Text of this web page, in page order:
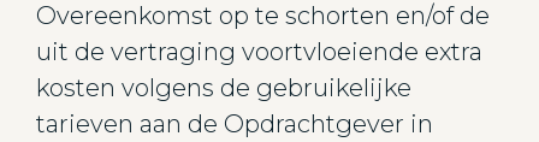
Overeenkomst op te schorten en/of de
uit de vertraging voortvloeiende extra
kosten volgens de gebruikelijke
tarieven aan de Opdrachtgever in